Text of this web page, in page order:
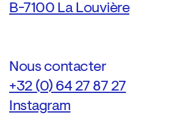
B-7100 La Louvière
Nous contacter
+32 (0) 64 27 87 27
Instagram